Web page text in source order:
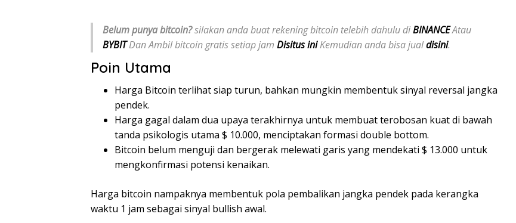
Belum punya bitcoin?silakan anda buat rekening bitcoin telebih dahulu diBINANCEAtau
BYBITDan Ambil bitcoin gratis setiap jam Disitus iniKemudian anda bisa jualdisini.
Poin Utama
Harga Bitcoin terlihat siap turun, bahkan mungkin membentuk sinyal reversal jangka
pendek.
Harga gagal dalam dua upaya terakhirnya untuk membuat terobosan kuat di bawah
tanda psikologis utama $ 10.000, menciptakan formasi double bottom.
Bitcoin belum menguji dan bergerak melewati garis yang mendekati $ 13.000 untuk
mengkonfirmasi potensi kenaikan.
Harga bitcoin nampaknya membentuk pola pembalikan jangka pendek pada kerangka
waktu 1 jam sebagai sinyal bullish awal.